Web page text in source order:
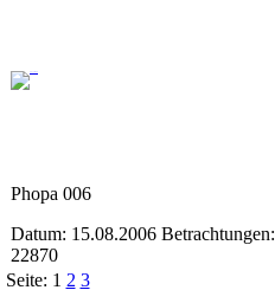
Phopa 006
Datum: 15.08.2006 Betrachtungen:
22870
Seite: 1 2 3